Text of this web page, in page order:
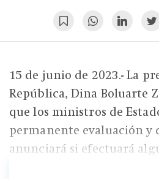
Management
Legal y Política
Eventos
15 de junio de 2023.- La
República, Dina Boluarte
que los ministros de
permanente evaluación y
anunciará si efectuará